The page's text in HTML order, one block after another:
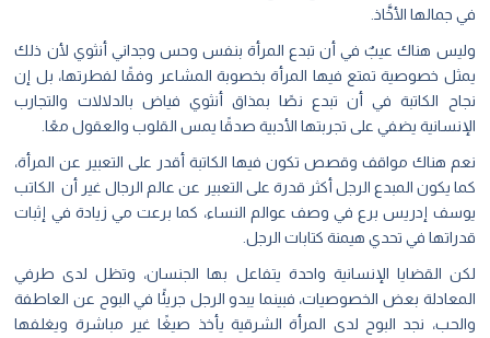
في جمالها الأخَّاذ.
وليس هناك عيبٌ في أن تبدع المرأة بنفس وحس وجداني أنثوي لأن ذلك
يمثل خصوصية تمتع فيها المرأة بخصوبة المشاعر وفقًا لفطرتها، بل إن
نجاح الكاتبة في أن تبدع نصًا بمذاق أنثوي فياض بالدلالات والتجارب
الإنسانية يضفي على تجربتها الأدبية صدقًا يمس القلوب والعقول معًا.
نعم هناك مواقف وقصص تكون فيها الكاتبة أقدر على التعبير عن المرأة،
كما يكون المبدع الرجل أكثر قدرة على التعبير عن عالم الرجال غير أن الكاتب
يوسف إدريس برع في وصف عوالم النساء، كما برعت مي زيادة في إثبات
قدراتها في تحدي هيمنة كتابات الرجل.
لكن القضايا الإنسانية واحدة يتفاعل بها الجنسان، وتظل لدى طرفي
المعادلة بعض الخصوصيات، فبينما يبدو الرجل جريئًا في البوح عن العاطفة
والحب، نجد البوح لدى المرأة الشرقية يأخذ صيغًا غير مباشرة ويغلفها